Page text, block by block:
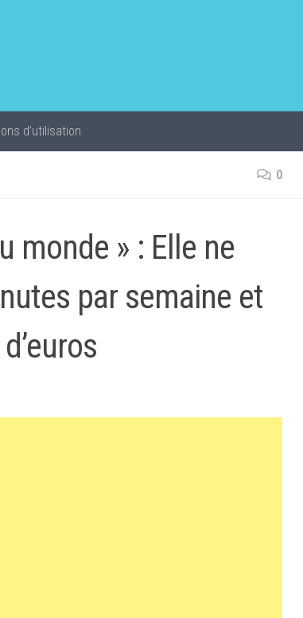
d’utilisation
0
monde » : Elle ne
par semaine et